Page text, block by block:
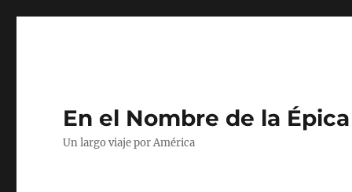
En el Nombre de la Épica
Un largo viaje por América